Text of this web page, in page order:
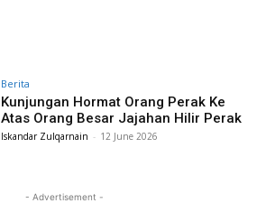
Berita
Kunjungan Hormat Orang Perak Ke
Atas Orang Besar Jajahan Hilir Perak
Iskandar Zulqarnain - 12 June 2026
- Advertisement -